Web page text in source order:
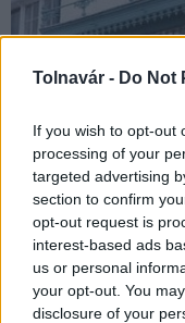
Tolnavár - Do Not
If you wish to opt-out
processing of your
targeted advertising
section to confirm
opt-out request is
interest-based ads
us or personal
your opt-out. You
disclosure of your
A költő vallja, hogy az
pácienseknek a
megtört szíveket is